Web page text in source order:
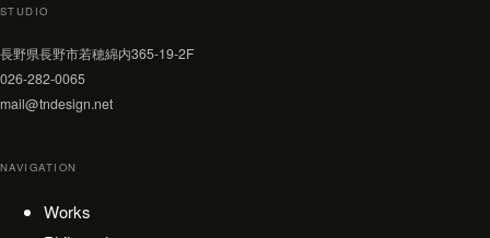
STUDIO
長野県長野市若穂綿内365-19-2F
026-282-0065
mail@tndesign.net
NAVIGATION
Works